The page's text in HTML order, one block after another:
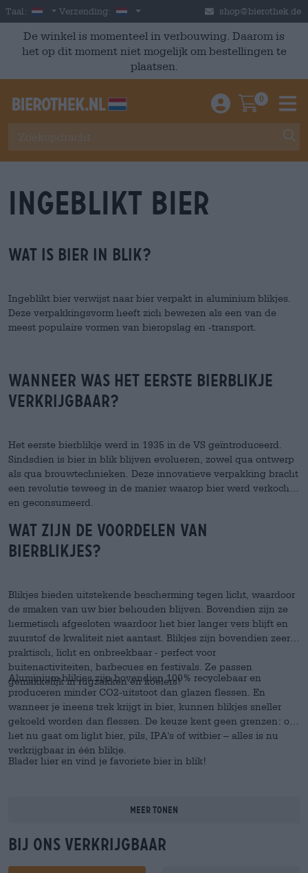
Skip to main content
Taal: Dutch
Verzending: Nederland shop@bierothek.de
De winkel is momenteel in verbouwing. Daarom is
het op dit moment niet mogelijk om bestellingen te
plaatsen.
Einloggen /
0
Ingeblikt bier
Wat is bier in blik?
Ingeblikt bier verwijst naar bier verpakt in aluminium blikjes.
Deze verpakkingsvorm heeft zich bewezen als een van de
meest populaire vormen van bieropslag en -transport.
Wanneer was het eerste bierblikje
verkrijgbaar?
Het eerste bierblikje werd in 1935 in de VS geïntroduceerd.
Sindsdien is bier in blik blijven evolueren, zowel qua ontwerp
als qua brouwtechnieken. Deze innovatieve verpakking bracht
een revolutie teweeg in de manier waarop bier werd verkocht
en geconsumeerd.
Wat zijn de voordelen van
bierblikjes?
Blikjes bieden uitstekende bescherming tegen licht, waardoor
de smaken van uw bier behouden blijven. Bovendien zijn ze
hermetisch afgesloten waardoor het bier langer vers blijft en
zuurstof de kwaliteit niet aantast. Blikjes zijn bovendien zeer
praktisch, licht en onbreekbaar - perfect voor
buitenactiviteiten, barbecues en festivals. Ze passen
gemakkelijk in rugzakken en koelers!
Aluminium blikjes zijn bovendien 100% recyclebaar en
produceren minder CO2-uitstoot dan glazen flessen. En
wanneer je ineens trek krijgt in bier, kunnen blikjes sneller
gekoeld worden dan flessen. De keuze kent geen grenzen: of
het nu gaat om light bier, pils, IPA's of witbier – alles is nu
verkrijgbaar in één blikje.
Blader hier en vind je favoriete bier in blik!
Meer tonen
Bij ons verkrijgbaar